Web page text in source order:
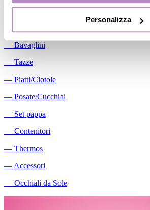
Personalizza
―Massaggiagengive
― Bavaglini
― Tazze
― Piatti/Ciotole
― Posate/Cucchiai
― Set pappa
― Contenitori
― Thermos
― Accessori
― Occhiali da Sole